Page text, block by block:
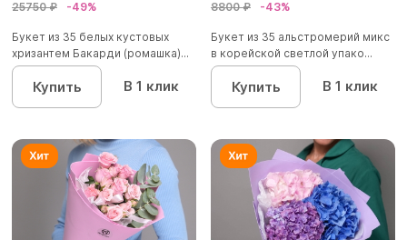
25750 ₽ -49%
Букет из 35 белых кустовых
хризантем Бакарди (ромашка)...
Купить В 1 клик
8800 ₽ -43%
Букет из 35 альстромерий микс
в корейской светлой упако...
Купить В 1 клик